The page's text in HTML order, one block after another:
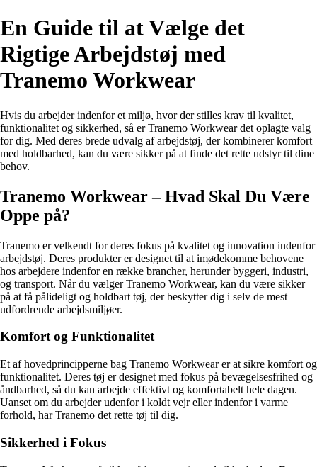
En Guide til at Vælge det
Rigtige Arbejdstøj med
Tranemo Workwear
Hvis du arbejder indenfor et miljø, hvor der stilles krav til kvalitet,
funktionalitet og sikkerhed, så er Tranemo Workwear det oplagte valg
for dig. Med deres brede udvalg af arbejdstøj, der kombinerer komfort
med holdbarhed, kan du være sikker på at finde det rette udstyr til dine
behov.
Tranemo Workwear – Hvad Skal Du Være
Oppe på?
Tranemo er velkendt for deres fokus på kvalitet og innovation indenfor
arbejdstøj. Deres produkter er designet til at imødekomme behovene
hos arbejdere indenfor en række brancher, herunder byggeri, industri,
og transport. Når du vælger Tranemo Workwear, kan du være sikker
på at få pålideligt og holdbart tøj, der beskytter dig i selv de mest
udfordrende arbejdsmiljøer.
Komfort og Funktionalitet
Et af hovedprincipperne bag Tranemo Workwear er at sikre komfort og
funktionalitet. Deres tøj er designet med fokus på bevægelsesfrihed og
åndbarhed, så du kan arbejde effektivt og komfortabelt hele dagen.
Uanset om du arbejder udenfor i koldt vejr eller indenfor i varme
forhold, har Tranemo det rette tøj til dig.
Sikkerhed i Fokus